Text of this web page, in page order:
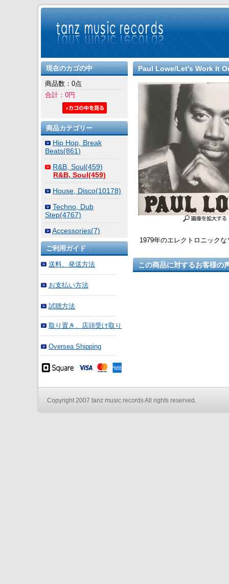
Paul Lowe/Let's Work It
1979年のエレクトロニック
この商品に対するお客様の
現在のカゴの中
商品数：0点
合計：0円
商品カテゴリー
Hip Hop, Break
Beats(861)
R&B, Soul(459)
R&B, Soul(459)
House, Disco(10178)
Techno, Dub
Step(4767)
Accessories(7)
ご利用ガイド
送料、発送方法
お支払い方法
試聴方法
取り置き、店頭受け取り
Oversea Shipping
Copyright 2007 tanz music records All rights reserved.